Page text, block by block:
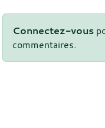
Connectez-vous
commentaires.